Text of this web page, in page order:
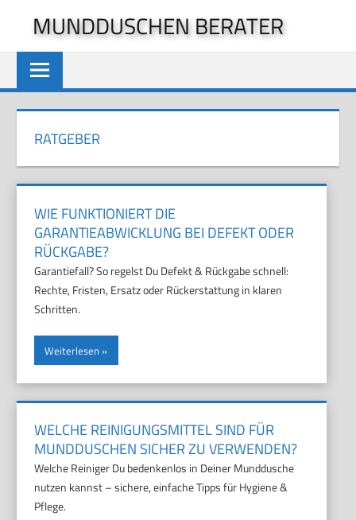
springen
MUNDDUSCHEN BERATER
RATGEBER
WIE FUNKTIONIERT DIE
GARANTIEABWICKLUNG BEI DEFEKT ODER
RÜCKGABE?
Garantiefall? So regelst Du Defekt & Rückgabe schnell:
Rechte, Fristen, Ersatz oder Rückerstattung in klaren
Schritten.
Weiterlesen
WELCHE REINIGUNGSMITTEL SIND FÜR
MUNDDUSCHEN SICHER ZU VERWENDEN?
Welche Reiniger Du bedenkenlos in Deiner Munddusche
nutzen kannst – sichere, einfache Tipps für Hygiene &
Pflege.